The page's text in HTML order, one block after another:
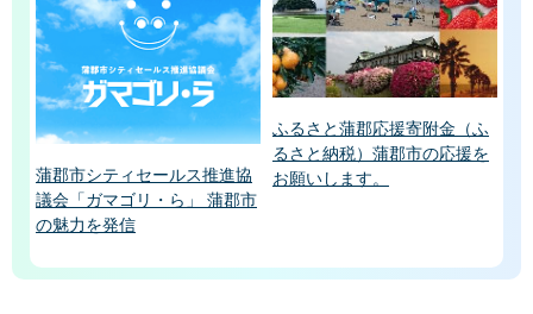
蒲郡市シティセールス推進協
議会「ガマゴリ・ら」 蒲郡市
の魅力を発信
ふるさと蒲郡応援寄附金（ふ
るさと納税）蒲郡市の応援を
お願いします。